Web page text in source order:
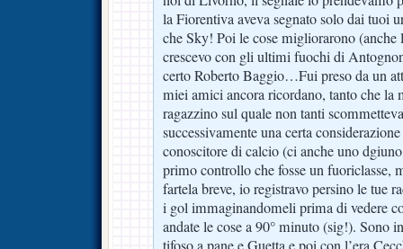
la Fiorentiva aveva segnato solo dai tuoi
che Sky! Poi le cose migliorarono (anche
crescevo con gli ultimi fuochi di
certo Roberto Baggio…Fui preso da un
miei amici ancora ricordano, tanto che la
ragazzino sul quale non tanti
successivamente una certa
conoscitore di calcio (ci anche uno
primo controllo che fosse un fuoriclasse,
fartela breve, io registravo persino le tue
i gol immaginandomeli prima di vedere
andate le cose a 90° minuto (sig!). Sono
tifoso a pane e Guetta e poi con l’era